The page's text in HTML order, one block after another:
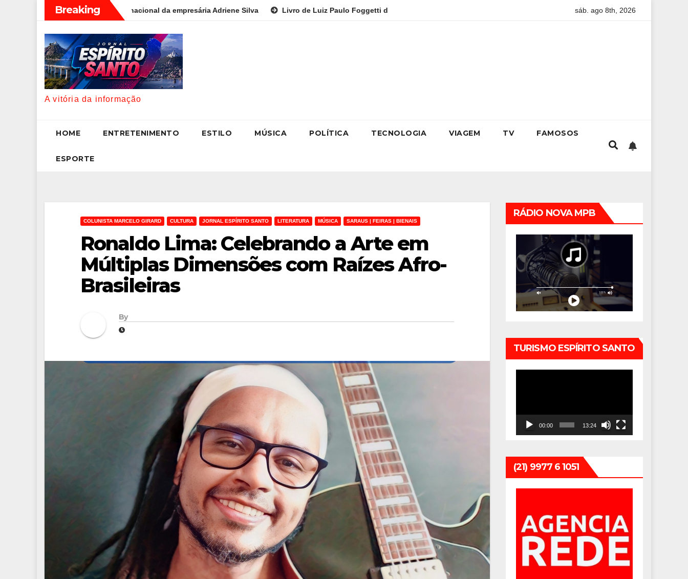
Breaking
a trajetória internacional da empresária Adriene Silva Livro de Luiz Paulo Foggetti discute os desafios de uma sociedade onde viver até aos 120 anos poderá ser realidade
sáb. ago 8th, 2026
A vitória da informação
HOME ENTRETENIMENTO ESTILO MÚSICA POLÍTICA TECNOLOGIA VIAGEM TV FAMOSOS
ESPORTE
COLUNISTA MARCELO GIRARD CULTURA JORNAL ESPÍRITO SANTO LITERATURA MÚSICA SARAUS | FEIRAS | BIENAIS
Ronaldo Lima: Celebrando a Arte em
Múltiplas Dimensões com Raízes Afro-
Brasileiras
By
RÁDIO NOVA MPB
TURISMO ESPÍRITO SANTO
00:00 13:24
(21) 9977 6 1051